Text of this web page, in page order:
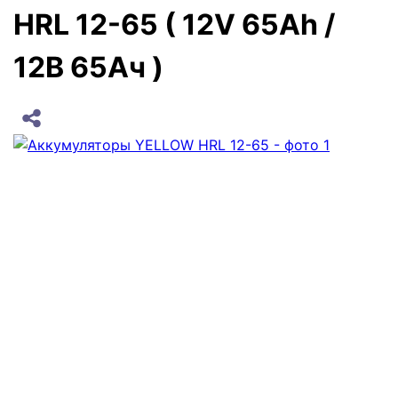
HRL 12-65 ( 12V 65Ah /
12В 65Ач )